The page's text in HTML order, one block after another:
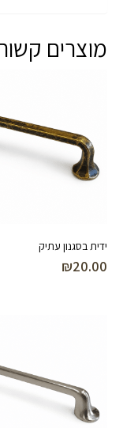
מוצרים
ידית בסגנון עתיק
₪20.00